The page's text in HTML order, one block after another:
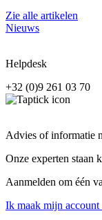
Zie alle artikelen
Nieuws
Helpdesk
+32 (0)9 261 03 70
Advies of informatie
Onze experten staan
Aanmelden om één
Ik maak mijn account